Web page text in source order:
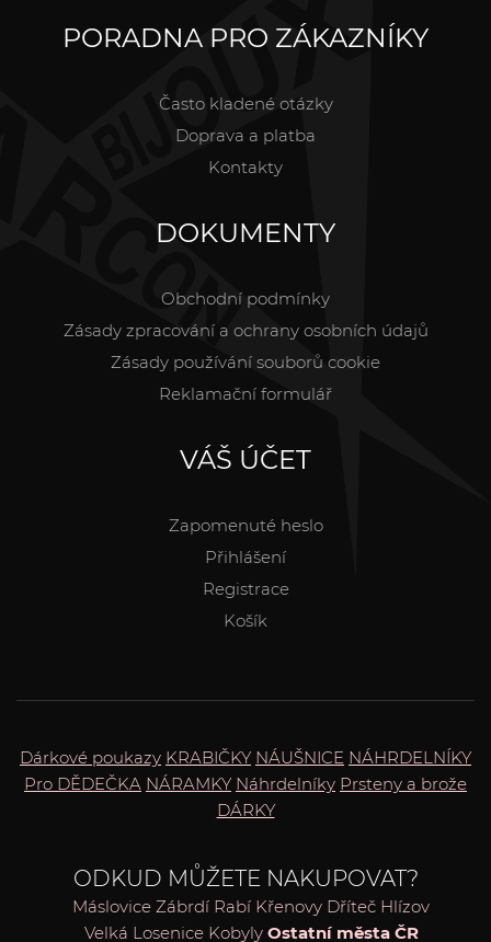
PORADNA PRO ZÁKAZNÍKY
Často kladené otázky
Doprava a platba
Kontakty
DOKUMENTY
Obchodní podmínky
Zásady zpracování a ochrany osobních údajů
Zásady používání souborů cookie
Reklamační formulář
VÁŠ ÚČET
Zapomenuté heslo
Přihlášení
Registrace
Košík
Dárkové poukazy KRABIČKY NÁUŠNICE NÁHRDELNÍKY
Pro DĚDEČKA NÁRAMKY Náhrdelníky Prsteny a brože
DÁRKY
ODKUD MŮŽETE NAKUPOVAT?
Máslovice Zábrdí Rabí Křenovy Dříteč Hlízov
Velká Losenice Kobyly Ostatní města ČR